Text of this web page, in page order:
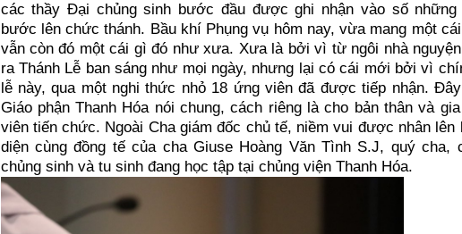
các thầy Đại chủng sinh bước đầu được ghi nhận vào số
bước lên chức thánh. Bầu khí Phụng vụ hôm nay, vừa mang một
vẫn còn đó một cái gì đó như xưa. Xưa là bởi vì từ ngôi nhà
ra Thánh Lễ ban sáng như mọi ngày, nhưng lại có cái mới bởi vì
lễ này, qua một nghi thức nhỏ 18 ứng viên đã được tiếp nhận.
Giáo phận Thanh Hóa nói chung, cách riêng là cho bản thân và
viên tiến chức. Ngoài Cha giám đốc chủ tế, niềm vui được nhân lên
diện cùng đồng tế của cha Giuse Hoàng Văn Tình S.J, quý cha,
chủng sinh và tu sinh đang học tập tại chủng viện Thanh Hóa.